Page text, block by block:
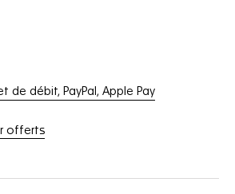
ligne
de débit, PayPal, Apple Pay
offerts